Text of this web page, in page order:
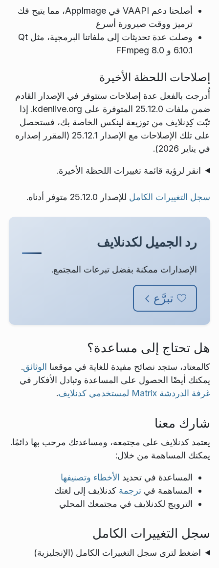
أصلحنا دعم VAAPI في AppImage، مما يتيح فك
ترميز ووقت صيرورة أسرع
وصلت عدة تحديثات إلى ملفاتنا البرمجية، مثل Qt
6.10.1 و FFmpeg 8.0
إصلاحات اللحظة الأخيرة
أُدرجت بالفعل عدة إصلاحات ستتوفر في الإصدار القادم
ضمن ملفات 25.12.0 المتوفرة على kdenlive.org. إذا
ثبّت كِدِنلايف من توزيعة لينكس الخاصة بك، فستحصل
على تلك الإصلاحات مع الإصدار 25.12.1 (المقرر إصداره
في يناير 2026).
انقر لرؤية قائمة تغييرات اللحظة الأخيرة.
سجل التغييرات الكامل للإصدار 25.12.0 متوفر أدناه.
رد الجميل لكدنلايف
الإصدارات ممكنة بفضل تبرعات المجتمع.
تبرَّع
هل تحتاج إلى مساعدة؟
كالمعتاد، ستجد نصائح مفيدة للغاية في موقعنا الوثائق.
يمكنك أيضًا الحصول على المساعدة وتبادل الأفكار في
غرفة الدردشة Matrix لمستخدمي كدنلايف
.
شارك معنا
يعتمد كدنلايف على مجتمعه، ومساعدتك مرحب بها دائمًا.
يمكنك المساهمة من خلال:
المساعدة في تحديد الأخطاء وتصنيفها
المساهمة في ترجمة كدنلايف إلى لغتك
الترويج لكدنلايف في مجتمعك المحلي
سجل التغييرات الكامل
اضغط لترى سجل التغييرات الكامل (الإنجليزية)